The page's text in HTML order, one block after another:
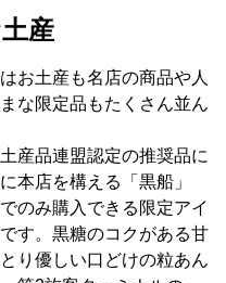
産
お土産も名店の商品や人
な限定品もたくさん並ん
産品連盟認定の推奨品に
本店を構える「黒船」
のみ購入できる限定アイ
す。黒糖のコクがある甘
り優しい口どけの粒あん